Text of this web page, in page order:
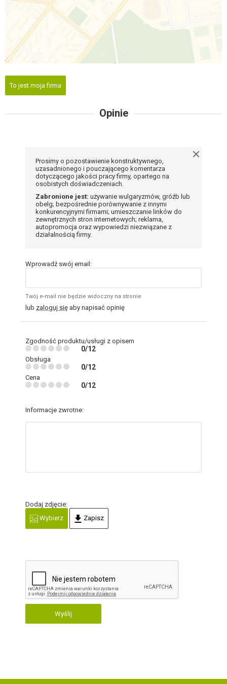
To jest moja firma
Opinie
Prosimy o pozostawienie konstruktywnego,
uzasadnionego i pouczającego komentarza
dotyczącego jakości pracy firmy, opartego na
osobistych doświadczeniach.
Zabronione jest: używanie wulgaryzmów, gróźb lub
obelg; bezpośrednie porównywanie z innymi
konkurencyjnymi firmami; umieszczanie linków do
zewnętrznych stron internetowych; reklama,
autopromocja oraz wypowiedzi niezwiązane z
działalnością firmy.
Wprowadź swój email:
Twój e-mail nie będzie widoczny na stronie
lub zaloguj się aby napisać opinię
Zgodność produktu/usługi z opisem
0/12
Obsługa
0/12
Cena
0/12
Informacje zwrotne:
Dodaj zdjęcie:
Wybierz
Zapisz
Wyślij